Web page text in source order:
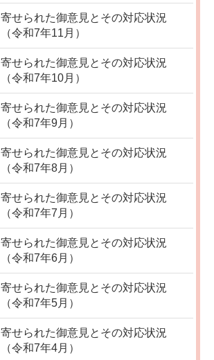
寄せられた御意見とその対応状況
（令和7年11月）
寄せられた御意見とその対応状況
（令和7年10月）
寄せられた御意見とその対応状況
（令和7年9月）
寄せられた御意見とその対応状況
（令和7年8月）
寄せられた御意見とその対応状況
（令和7年7月）
寄せられた御意見とその対応状況
（令和7年6月）
寄せられた御意見とその対応状況
（令和7年5月）
寄せられた御意見とその対応状況
（令和7年4月）